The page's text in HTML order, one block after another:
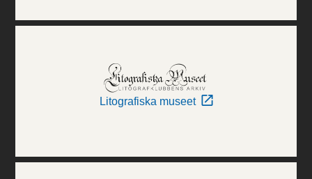
Litografiska museet